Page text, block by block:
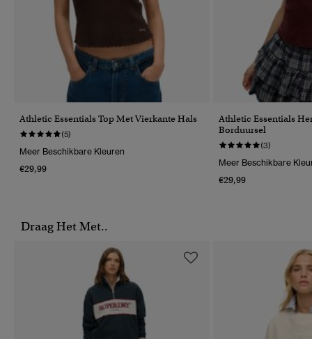
Athletic Essentials Top Met Vierkante Hals
(5)
Meer Beschikbare Kleuren
€29,99
Athletic Essentials
Borduursel
(3)
Meer Beschikbare
€29,99
Draag Het Met..